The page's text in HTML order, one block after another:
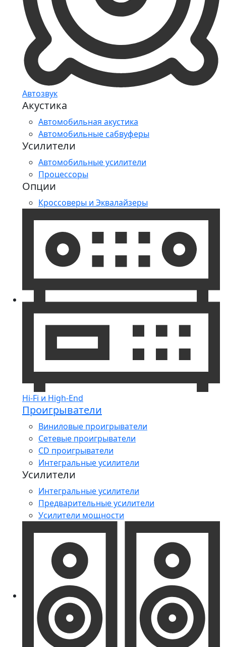
Автозвук
Акустика
Автомобильная акустика
Автомобильные сабвуферы
Усилители
Автомобильные усилители
Процессоры
Опции
Кроссоверы и Эквалайзеры
Hi-Fi и High-End
Проигрыватели
Виниловые проигрыватели
Сетевые проигрыватели
CD проигрыватели
Интегральные усилители
Усилители
Интегральные усилители
Предварительные усилители
Усилители мощности